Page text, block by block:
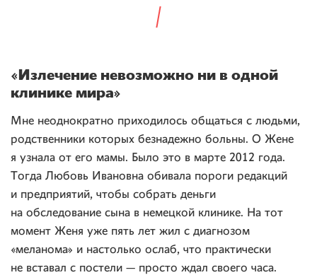
«Излечение невозможно ни в одной
клинике мира»
Мне неоднократно приходилось общаться с людьми,
родственники которых безнадежно больны. О Жене
я узнала от его мамы. Было это в марте 2012 года.
Тогда Любовь Ивановна обивала пороги редакций
и предприятий, чтобы собрать деньги
на обследование сына в немецкой клинике. На тот
момент Женя уже пять лет жил с диагнозом
«меланома» и настолько ослаб, что практически
не вставал с постели — просто ждал своего часа.